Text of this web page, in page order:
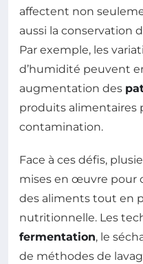
affectent non
aussi la conservation
Par exemple, les
d’humidité peuvent
augmentation des
produits alimentaires
contamination.
Face à ces défis,
mises en œuvre pour
des aliments tout en
nutritionnelle. Les
fermentation, le
de méthodes de